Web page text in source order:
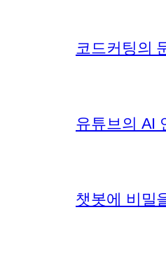
코드커팅의
유튜브의 AI
챗봇에 비밀